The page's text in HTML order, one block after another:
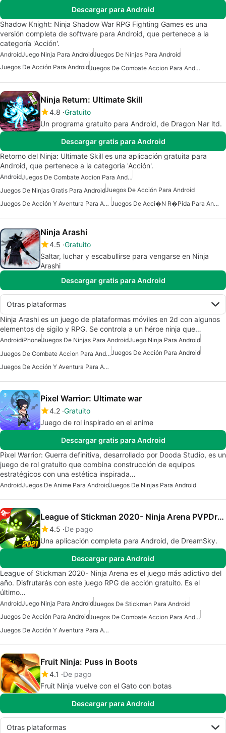
Descargar para Android
Shadow Knight: Ninja Shadow War RPG Fighting Games es una
versión completa de software para Android, que pertenece a la
categoría 'Acción'.
AndroidJuego Ninja Para AndroidJuegos De Ninjas Para Android
Juegos De Acción Para Android
Juegos De Combate Accion Para Android
Ninja Return: Ultimate Skill
4.8 Gratuito
Un programa gratuito para Android, de Dragon Nar ltd.
Descargar gratis para Android
Retorno del Ninja: Ultimate Skill es una aplicación gratuita para
Android, que pertenece a la categoría 'Acción'.
Android
Juegos De Combate Accion Para Android
Juegos De Ninjas Gratis Para AndroidJuegos De Acción Para Android
Juegos De Acción Y Aventura Para Android
Juegos De Acci�n R�pida Para Android
Ninja Arashi
4.5 Gratuito
Saltar, luchar y escabullirse para vengarse en Ninja
Arashi
Descargar gratis para Android
Otras plataformas
Ninja Arashi es un juego de plataformas móviles en 2d con algunos
elementos de sigilo y RPG. Se controla a un héroe ninja que…
AndroidiPhoneJuegos De Ninjas Para AndroidJuego Ninja Para Android
Juegos De Combate Accion Para AndroidJuegos De Acción Para Android
Juegos De Acción Y Aventura Para Android
Pixel Warrior: Ultimate war
4.2 Gratuito
Juego de rol inspirado en el anime
Descargar gratis para Android
Pixel Warrior: Guerra definitiva, desarrollado por Dooda Studio, es un
juego de rol gratuito que combina construcción de equipos
estratégicos con una estética inspirada…
AndroidJuegos De Anime Para AndroidJuegos De Ninjas Para Android
League of Stickman 2020- Ninja Arena PVPDreamsky
4.5 De pago
Una aplicación completa para Android, de DreamSky.
Descargar para Android
League of Stickman 2020- Ninja Arena es el juego más adictivo del
año. Disfrutarás con este juego RPG de acción gratuito. Es el
último…
AndroidJuego Ninja Para AndroidJuegos De Stickman Para Android
Juegos De Acción Para Android
Juegos De Combate Accion Para Android
Juegos De Acción Y Aventura Para Android
Fruit Ninja: Puss in Boots
4.1
De pago
Fruit Ninja vuelve con el Gato con botas
Descargar para Android
Otras plataformas